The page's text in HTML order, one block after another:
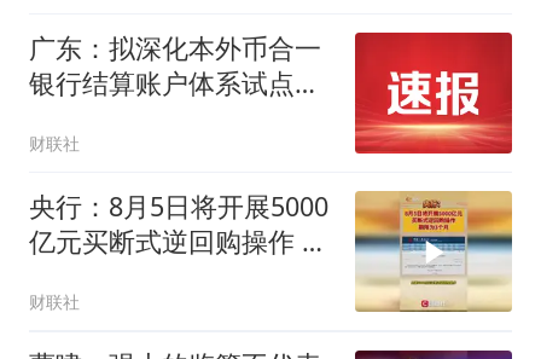
广东：拟深化本外币合一
银行结算账户体系试点和
金池试点
财联社
央行：8月5日将开展5000
亿元买断式逆回购操作 期
财联社